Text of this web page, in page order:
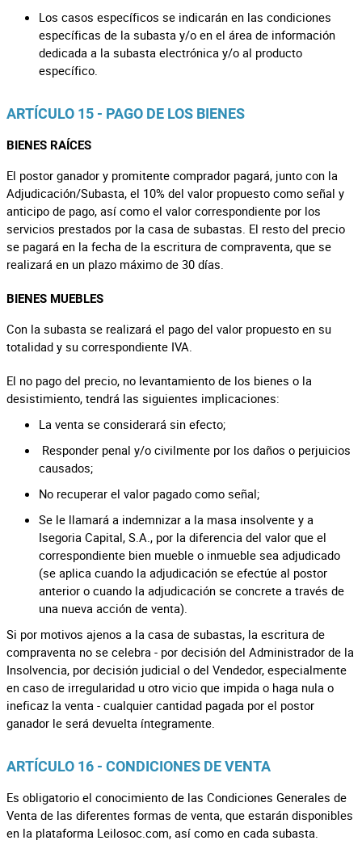
Los casos específicos se indicarán en las condiciones
específicas de la subasta y/o en el área de información
dedicada a la subasta electrónica y/o al producto
específico.
ARTÍCULO 15 - PAGO DE LOS BIENES
BIENES RAÍCES
El postor ganador y promitente comprador pagará, junto con la
Adjudicación/Subasta, el 10% del valor propuesto como señal y
anticipo de pago, así como el valor correspondiente por los
servicios prestados por la casa de subastas. El resto del precio
se pagará en la fecha de la escritura de compraventa, que se
realizará en un plazo máximo de 30 días.
BIENES MUEBLES
Con la subasta se realizará el pago del valor propuesto en su
totalidad y su correspondiente IVA.
El no pago del precio, no levantamiento de los bienes o la
desistimiento, tendrá las siguientes implicaciones:
La venta se considerará sin efecto;
Responder penal y/o civilmente por los daños o perjuicios
causados;
No recuperar el valor pagado como señal;
Se le llamará a indemnizar a la masa insolvente y a
Isegoria Capital, S.A., por la diferencia del valor que el
correspondiente bien mueble o inmueble sea adjudicado
(se aplica cuando la adjudicación se efectúe al postor
anterior o cuando la adjudicación se concrete a través de
una nueva acción de venta).
Si por motivos ajenos a la casa de subastas, la escritura de
compraventa no se celebra - por decisión del Administrador de la
Insolvencia, por decisión judicial o del Vendedor, especialmente
en caso de irregularidad u otro vicio que impida o haga nula o
ineficaz la venta - cualquier cantidad pagada por el postor
ganador le será devuelta íntegramente.
ARTÍCULO 16 - CONDICIONES DE VENTA
Es obligatorio el conocimiento de las Condiciones Generales de
Venta de las diferentes formas de venta, que estarán disponibles
en la plataforma Leilosoc.com, así como en cada subasta.